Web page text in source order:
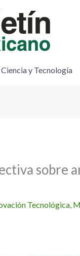
Ciencia y Tecnología
sobre
Tecnológica,